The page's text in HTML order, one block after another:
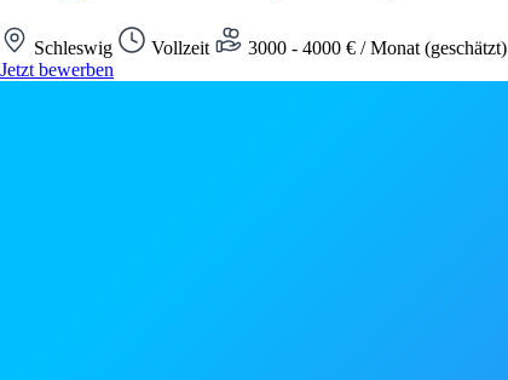
Schleswig Vollzeit 3000 - 4000 € / Monat (geschätzt)
Jetzt bewerben